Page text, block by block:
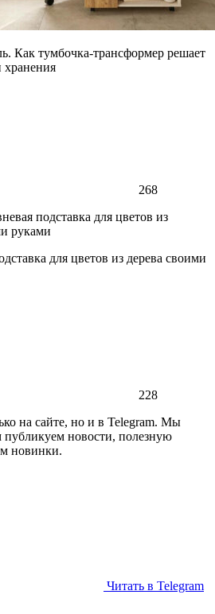
Как тумбочка-трансформер решает
хранения
268
для цветов из дерева своими
228
на сайте, но и в Telegram. Мы
публикуем новости, полезную
новинки.
Читать в Telegram